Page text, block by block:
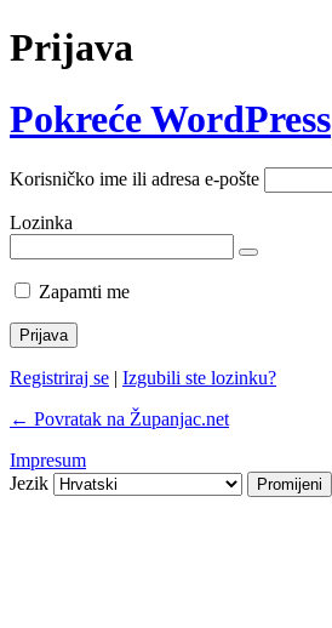
Prijava
Pokreće WordPress
Korisničko ime ili adresa e-pošte
Lozinka
Zapamti me
Registriraj se | Izgubili ste lozinku?
← Povratak na Županjac.net
Impresum
Jezik